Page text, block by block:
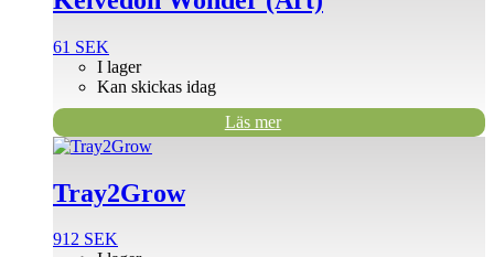
61 SEK
I lager
Kan skickas idag
Läs mer
Tray2Grow
912 SEK